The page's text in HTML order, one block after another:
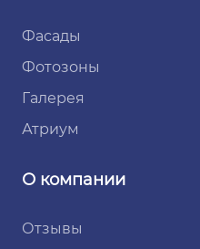
Фасады
Фотозоны
Галерея
Атриум
О компании
Отзывы